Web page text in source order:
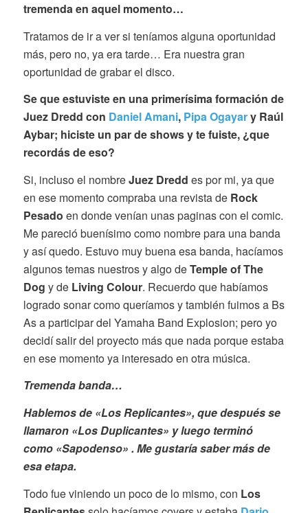
tremenda en aquel momento…
Tratamos de ir a ver si teníamos alguna oportunidad
más, pero no, ya era tarde… Era nuestra gran
oportunidad de grabar el disco.
Se que estuviste en una primerísima formación de
Juez Dredd con Daniel Amani, Pipa Ogayary Raúl
Aybar; hiciste un par de shows y te fuiste, ¿que
recordás de eso?
Si, incluso el nombreJuez Dredd es por mi, ya que
en ese momento compraba una revista de Rock
Pesado en donde venían unas paginas con el comic.
Me pareció buenísimo como nombre para una banda
y así quedo. Estuvo muy buena esa banda, hacíamos
algunos temas nuestros y algo deTemple of The
Dog y de Living Colour. Recuerdo que habíamos
logrado sonar como queríamos y también fuimos a Bs
As a participar del Yamaha Band Explosion; pero yo
decidí salir del proyecto más que nada porque estaba
en ese momento ya interesado en otra música.
Tremenda banda…
Hablemos de «Los Replicantes», que después se
llamaron «Los Duplicantes» y luego terminó
como «Sapodenso» . Me gustaría saber más de
esa etapa.
Todo fue viniendo un poco de lo mismo, con Los